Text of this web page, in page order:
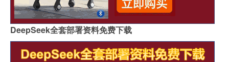
DeepSeek全套部署资料免费下载